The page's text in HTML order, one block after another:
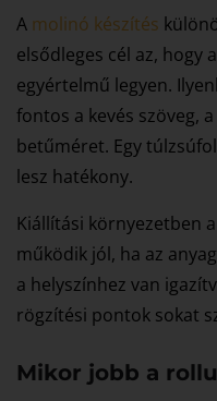
A molinó készítés
elsődleges cél az, hogy
egyértelmű legyen.
fontos a kevés szöveg,
betűméret. Egy
lesz hatékony.
Kiállítási környezetben a
működik jól, ha az
a helyszínhez van
rögzítési pontok sokat
Mikor jobb a